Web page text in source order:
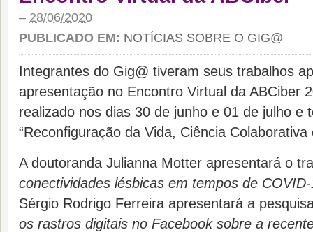
– 28/06/2020
PUBLICADO EM: NOTÍCIAS SOBRE O GIG@
Integrantes do Gig@ tiveram seus trabalhos
apresentação no Encontro Virtual da ABCiber
realizado nos dias 30 de junho e 01 de julho e
“Reconfiguração da Vida, Ciência Colaborativa
A doutoranda Julianna Motter apresentará o
conectividades lésbicas em tempos de COVID-
Sérgio Rodrigo Ferreira apresentará a
os rastros digitais no Facebook sobre a